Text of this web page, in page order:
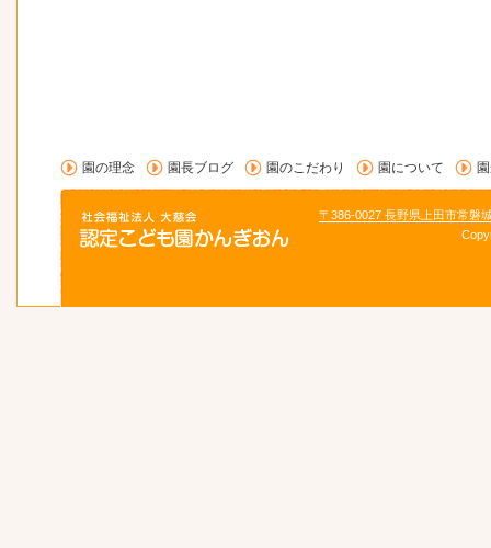
園の理念 園長ブログ 園のこだわり 園について
〒386-0027 長野県上田市常磐